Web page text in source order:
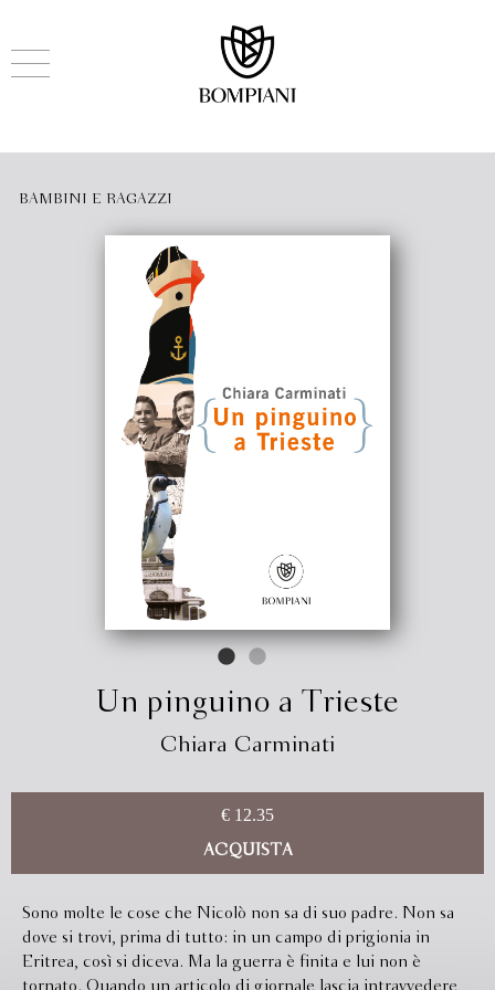
BAMBINI E RAGAZZI
Un pinguino a Trieste
Chiara Carminati
€ 12.35
ACQUISTA
Sono molte le cose che Nicolò non sa di suo padre. Non sa
dove si trovi, prima di tutto: in un campo di prigionia in
Eritrea, così si diceva. Ma la guerra è finita e lui non è